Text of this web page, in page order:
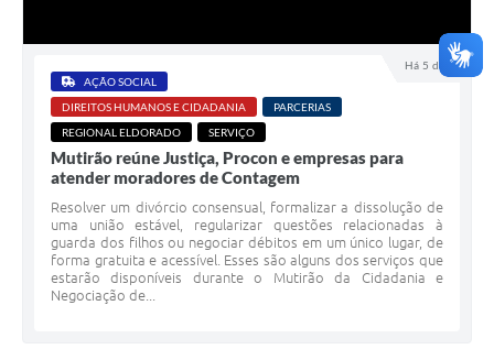
Há 5 dias
AÇÃO SOCIAL
DIREITOS HUMANOS E CIDADANIA
PARCERIAS
REGIONAL ELDORADO
SERVIÇO
Mutirão reúne Justiça, Procon e empresas para
atender moradores de Contagem
Resolver um divórcio consensual, formalizar a dissolução de
uma união estável, regularizar questões relacionadas à
guarda dos filhos ou negociar débitos em um único lugar, de
forma gratuita e acessível. Esses são alguns dos serviços que
estarão disponíveis durante o Mutirão da Cidadania e
Negociação de...